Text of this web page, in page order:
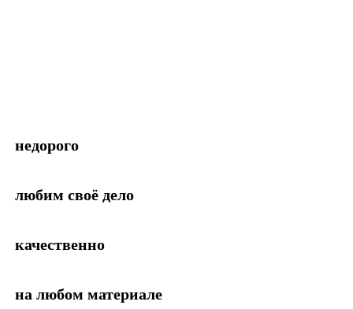
недорого
любим своё дело
качественно
на любом материале